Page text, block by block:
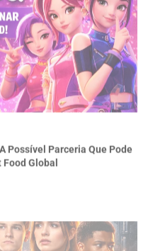
Possível Parceria Que Pode
Global